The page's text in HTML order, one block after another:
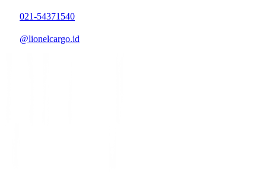
021-54371540
@lionelcargo.id